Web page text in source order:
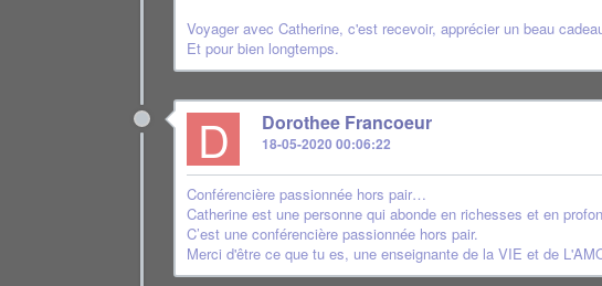
Voyager avec Catherine, c'est recevoir, apprécier un beau
Et pour bien longtemps.
D Dorothee Francoeur
18-05-2020 00:06:22
Conférencière passionnée hors pair…
Catherine est une personne qui abonde en richesses et en
C’est une conférencière passionnée hors pair.
Merci d'être ce que tu es, une enseignante de la VIE et de